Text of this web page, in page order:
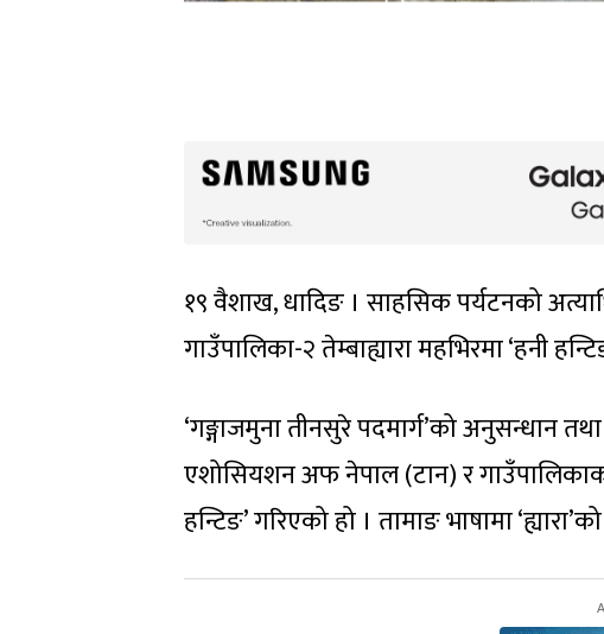
१९ वैशाख, धादिङ । साहसिक पर्यटनको
गाउँपालिका-२ तेम्बाह्यारा महभिरमा ‘हनी
‘गङ्गाजमुना तीनसुरे पदमार्ग’को अनुसन्धान
एशोसियशन अफ नेपाल (टान) र
हन्टिङ’ गरिएको हो । तामाङ भाषामा